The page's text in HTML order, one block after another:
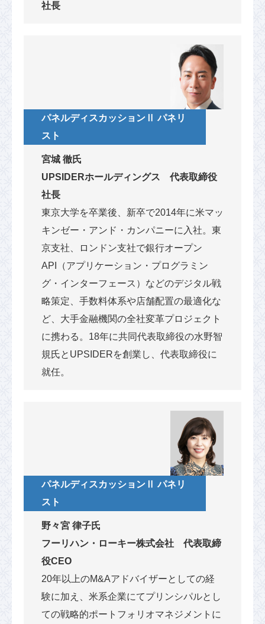
社長
パネルディスカッションⅡ パネリ
スト
宮城 徹氏
UPSIDERホールディングス 代表取締役
社長
東京大学を卒業後、新卒で2014年に米マッ
キンゼー・アンド・カンパニーに入社。東
京支社、ロンドン支社で銀行オープン
API（アプリケーション・プログラミン
グ・インターフェース）などのデジタル戦
略策定、手数料体系や店舗配置の最適化な
ど、大手金融機関の全社変革プロジェクト
に携わる。18年に共同代表取締役の水野智
規氏とUPSIDERを創業し、代表取締役に
就任。
パネルディスカッションⅡ パネリ
スト
野々宮 律子氏
フーリハン・ローキー株式会社 代表取締
役CEO
20年以上のM&Aアドバイザーとしての経
験に加え、米系企業にてプリンシパルとし
ての戦略的ポートフォリオマネジメントに